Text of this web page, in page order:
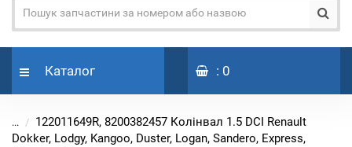
Каталог : 0
...
122011649R, 8200382457 Колінвал 1.5 DCI Renault
Dokker, Lodgy, Kangoo, Duster, Logan, Sandero, Express,